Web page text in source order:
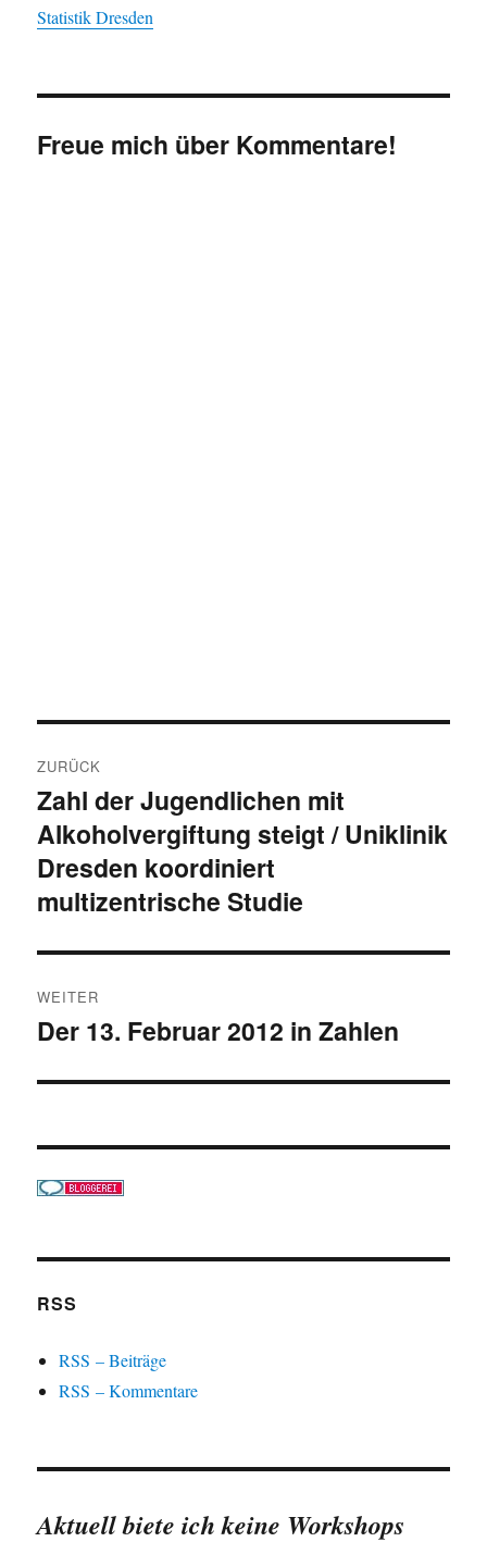
Statistik Dresden
Freue mich über Kommentare!
ZURÜCK
Vorheriger
Beitrag:
Zahl der Jugendlichen mit
Alkoholvergiftung steigt / Uniklinik
Dresden koordiniert
multizentrische Studie
WEITER
Nächster
Der 13. Februar 2012 in Zahlen
RSS
RSS – Beiträge
RSS – Kommentare
Aktuell biete ich keine Workshops